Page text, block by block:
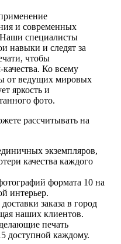
и современных
специалисты
навыки и следят за
чтобы
Ко всему
от ведущих мировых
яркость и
фото.
рассчитывать на
экземпляров,
качества каждого
формата 10 на
интерьер.
заказа в город
наших клиентов.
печать
доступной каждому.